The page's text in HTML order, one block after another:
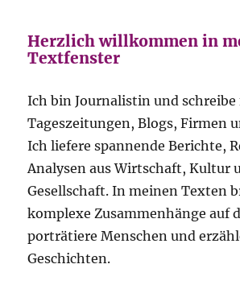
Herzlich willkommen in
Textfenster
Ich bin Journalistin und schreibe
Tageszeitungen, Blogs, Firmen
Ich liefere spannende Berichte,
Analysen aus Wirtschaft, Kultur
Gesellschaft. In meinen Texten
komplexe Zusammenhänge auf
porträtiere Menschen und
Geschichten.